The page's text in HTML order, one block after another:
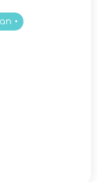
•